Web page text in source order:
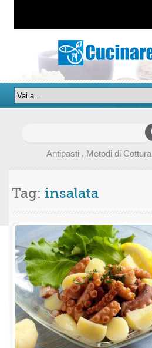
Antipasti , Metodi di Cottura
Tag: insalata